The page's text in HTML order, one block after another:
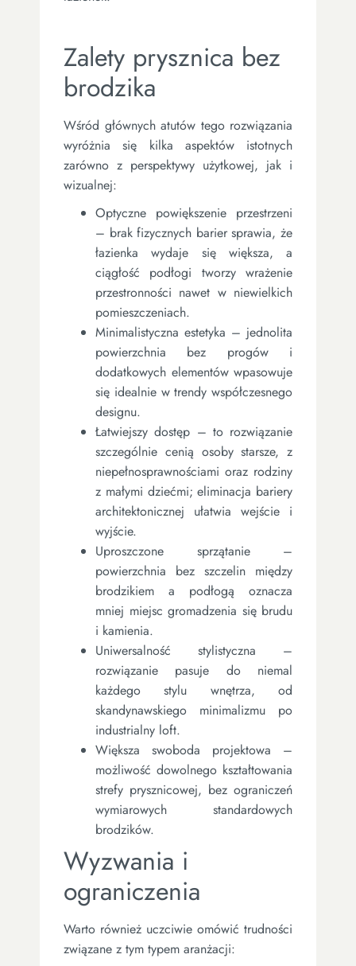
Zalety prysznica bez
brodzika
Wśród głównych atutów tego rozwiązania
wyróżnia się kilka aspektów istotnych
zarówno z perspektywy użytkowej, jak i
wizualnej:
Optyczne powiększenie przestrzeni
– brak fizycznych barier sprawia, że
łazienka wydaje się większa, a
ciągłość podłogi tworzy wrażenie
przestronności nawet w niewielkich
pomieszczeniach.
Minimalistyczna estetyka – jednolita
powierzchnia bez progów i
dodatkowych elementów wpasowuje
się idealnie w trendy współczesnego
designu.
Łatwiejszy dostęp – to rozwiązanie
szczególnie cenią osoby starsze, z
niepełnosprawnościami oraz rodziny
z małymi dziećmi; eliminacja bariery
architektonicznej ułatwia wejście i
wyjście.
Uproszczone sprzątanie –
powierzchnia bez szczelin między
brodzikiem a podłogą oznacza
mniej miejsc gromadzenia się brudu
i kamienia.
Uniwersalność stylistyczna –
rozwiązanie pasuje do niemal
każdego stylu wnętrza, od
skandynawskiego minimalizmu po
industrialny loft.
Większa swoboda projektowa –
możliwość dowolnego kształtowania
strefy prysznicowej, bez ograniczeń
wymiarowych standardowych
brodzików.
Wyzwania i
ograniczenia
Warto również uczciwie omówić trudności
związane z tym typem aranżacji: